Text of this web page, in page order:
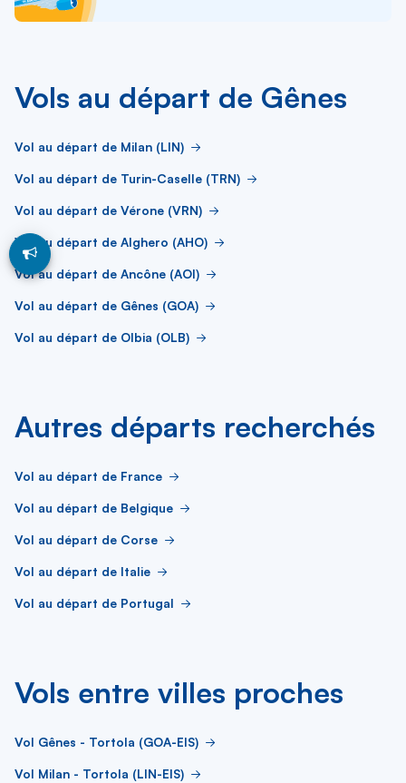
Vols au départ de Gênes
Vol au départ de Milan (LIN)
Vol au départ de Turin-Caselle (TRN)
Vol au départ de Vérone (VRN)
Vol au départ de Alghero (AHO)
Vol au départ de Ancône (AOI)
Vol au départ de Gênes (GOA)
Vol au départ de Olbia (OLB)
Autres départs recherchés
Vol au départ de France
Vol au départ de Belgique
Vol au départ de Corse
Vol au départ de Italie
Vol au départ de Portugal
Vols entre villes proches
Vol Gênes - Tortola (GOA-EIS)
Vol Milan - Tortola (LIN-EIS)